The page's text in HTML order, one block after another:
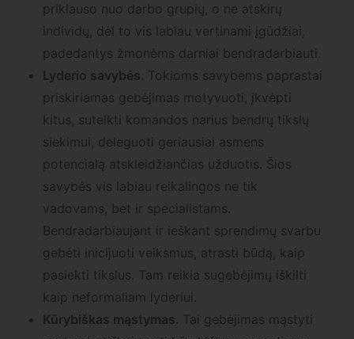
priklauso nuo darbo grupių, o ne atskirų
individų, dėl to vis labiau vertinami įgūdžiai,
padedantys žmonėms darniai bendradarbiauti.
Lyderio savybės. Tokioms savybėms paprastai
priskiriamas gebėjimas motyvuoti, įkvėpti
kitus, sutelkti komandos narius bendrų tikslų
siekimui, deleguoti geriausiai asmens
potencialą atskleidžiančias užduotis. Šios
savybės vis labiau reikalingos ne tik
vadovams, bet ir specialistams.
Bendradarbiaujant ir ieškant sprendimų svarbu
gebėti inicijuoti veiksmus, atrasti būdą, kaip
pasiekti tikslus. Tam reikia sugebėjimų iškilti
kaip neformaliam lyderiui.
Kūrybiškas mąstymas. Tai gebėjimas mąstyti